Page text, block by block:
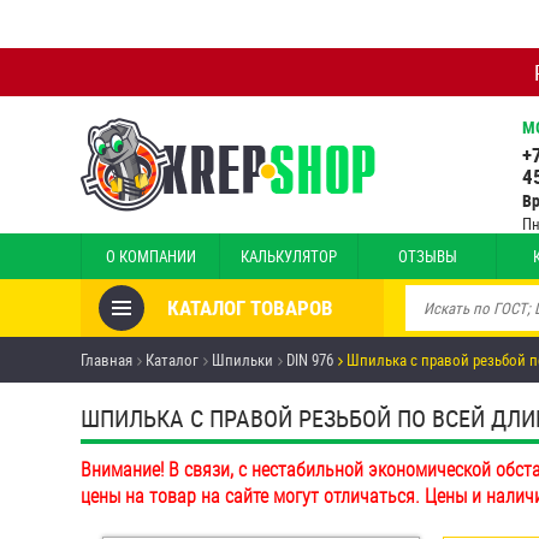
О КОМПАНИИ КАЛЬКУЛЯТОР ОТЗЫВЫ
КАТАЛОГ ТОВАРОВ
Товары со скидкой
Анкеры
Антивандальный крепёж,
инструмент
Болты и винты
Главная Каталог Шпильки DIN 976 Шпилька с правой резьбой
ШПИЛЬКА С ПРАВОЙ РЕЗЬБОЙ ПО ВСЕЙ
Внимание! В связи, с нестабильной экономической
цены на товар на сайте могут отличаться. Цены и